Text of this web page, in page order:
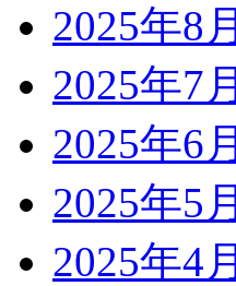
2025年8月
2025年7月
2025年6月
2025年5月
2025年4月